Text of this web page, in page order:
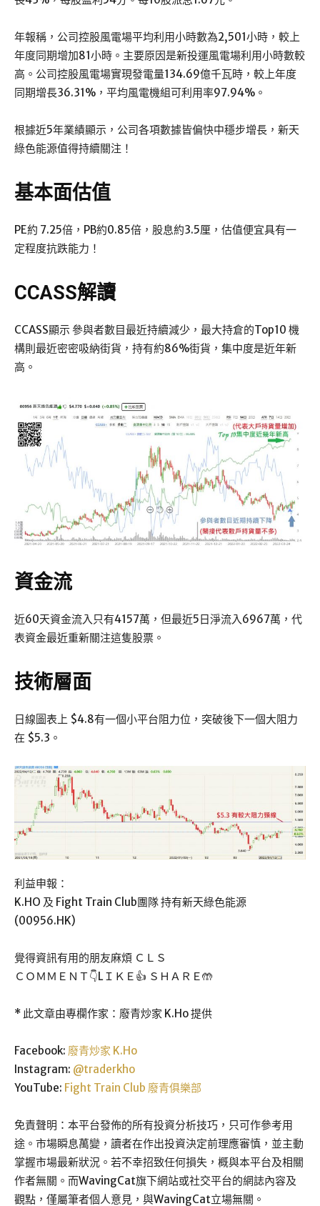
年報稱，公司控股風電場平均利用小時數為2,501小時，較上
年度同期增加81小時。主要原因是新投運風電場利用小時數較
高。公司控股風電場實現發電量134.69億千瓦時，較上年度
同期增長36.31%，平均風電機組可利用率97.94%。
根據近5年業績顯示，公司各項數據皆偏快中穩步增長，新天
綠色能源值得持續關注！
基本面估值
PE約 7.25倍，PB約0.85倍，股息約3.5厘，估值便宜具有一
定程度抗跌能力！
CCASS解讀
CCASS顯示 參與者數目最近持續減少，最大持倉的Top10 機
構則最近密密吸納街貨，持有約86%街貨，集中度是近年新
高。
資金流
近60天資金流入只有4157萬，但最近5日淨流入6967萬，代
表資金最近重新關注這隻股票。
技術層面
日線圖表上 $4.8有一個小平台阻力位，突破後下一個大阻力
在 $5.3。
利益申報：
K.HO 及 Fight Train Club團隊 持有新天綠色能源
(00956.HK)
覺得資訊有用的朋友麻煩 ＣＬＳ
ＣＯＭＭＥＮＴ👇LＩＫＥ👍 ＳＨＡＲＥ🤲
* 此文章由專欄作家：廢青炒家 K.Ho 提供
Facebook: 廢青炒家 K.Ho
Instagram: @traderkho
YouTube: Fight Train Club 廢青俱樂部
免責聲明：本平台發佈的所有投資分析技巧，只可作參考用
途。市場瞬息萬變，讀者在作出投資決定前理應審慎，並主動
掌握市場最新狀況。若不幸招致任何損失，概與本平台及相關
作者無關。而WavingCat旗下網站或社交平台的網誌內容及
觀點，僅屬筆者個人意見，與WavingCat立場無關。